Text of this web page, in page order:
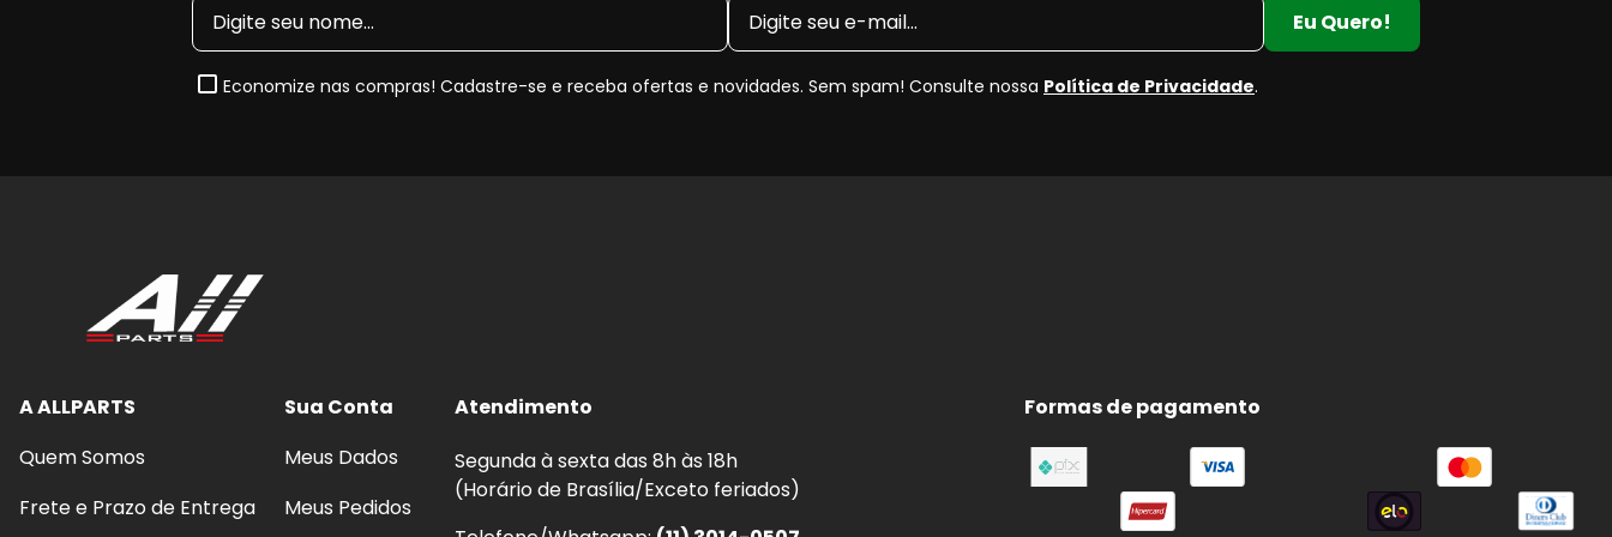
2017, 2018, 2019 e 2020. Sempre confira o
e dimensões antes da compra para
garantir o encaixe perfeito.
Benefícios imediatos da troca:
Eliminação de trepidaçõesno volante durante a frenagem.
Maior vida útil das pastilhas, evitando desgaste irregular.
em frenagens bruscas e uso contínuo.
Eu Quero!
Economize nas compras! Cadastre-se e receba ofertas e novidades. Sem spam! Consulte nossa Política de Privacidade.
A ALLPARTS
Quem Somos
Frete e Prazo de Entrega
Sua Conta
Meus Dados
Meus Pedidos
Atendimento
Segunda à sexta das 8h às 18h
(Horário de Brasília/Exceto feriados)
Formas de pagamento